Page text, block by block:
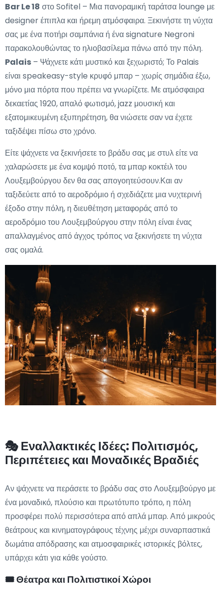
Bar Le 18 στο Sofitel – Μια πανοραμική ταράτσα lounge με
designer έπιπλα και ήρεμη ατμόσφαιρα. Ξεκινήστε τη νύχτα
σας με ένα ποτήρι σαμπάνια ή ένα signature Negroni
παρακολουθώντας το ηλιοβασίλεμα πάνω από την πόλη.
Palais – Ψάχνετε κάτι μυστικό και ξεχωριστό; Το Palais
είναι speakeasy-style κρυφό μπαρ – χωρίς σημάδια έξω,
μόνο μια πόρτα που πρέπει να γνωρίζετε. Με ατμόσφαιρα
δεκαετίας 1920, απαλό φωτισμό, jazz μουσική και
εξατομικευμένη εξυπηρέτηση, θα νιώσετε σαν να έχετε
ταξιδέψει πίσω στο χρόνο.
Είτε ψάχνετε να ξεκινήσετε το βράδυ σας με στυλ είτε να
χαλαρώσετε με ένα κομψό ποτό, τα μπαρ κοκτέιλ του
Λουξεμβούργου δεν θα σας απογοητεύσουν.Και αν
ταξιδεύετε από το αεροδρόμιο ή σχεδιάζετε μια νυχτερινή
έξοδο στην πόλη, η διευθέτηση μεταφοράς από το
αεροδρόμιο του Λουξεμβούργου στην πόλη είναι ένας
απαλλαγμένος από άγχος τρόπος να ξεκινήσετε τη νύχτα
σας ομαλά.
🎭 Εναλλακτικές Ιδέες: Πολιτισμός,
Περιπέτειες και Μοναδικές Βραδιές
Αν ψάχνετε να περάσετε το βράδυ σας στο Λουξεμβούργο με
ένα μοναδικό, πλούσιο και πρωτότυπο τρόπο, η πόλη
προσφέρει πολύ περισσότερα από απλά μπαρ. Από μικρούς
θεάτρους και κινηματογράφους τέχνης μέχρι συναρπαστικά
δωμάτια απόδρασης και ατμοσφαιρικές ιστορικές βόλτες,
υπάρχει κάτι για κάθε γούστο.
🎟️ Θέατρα και Πολιτιστικοί Χώροι